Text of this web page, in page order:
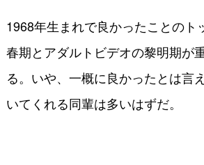
1968年生まれで良かったことのト
春期とアダルトビデオの黎明期が
る。いや、一概に良かったとは言
いてくれる同輩は多いはずだ。